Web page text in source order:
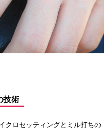
技術
クロセッティングとミル打ちの